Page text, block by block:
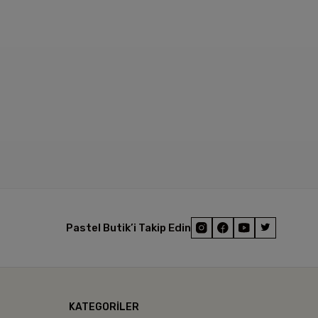
Pastel Butik’i Takip Edin
KATEGORİLER